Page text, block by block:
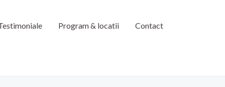
Program & locatii Contact